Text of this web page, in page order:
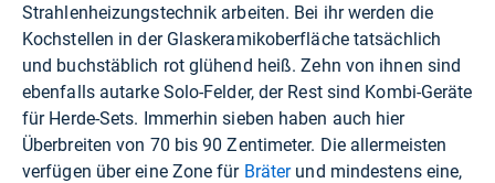
Strahlenheizungstechnik arbeiten. Bei ihr werden die
Kochstellen in der Glaskeramikoberfläche tatsächlich
und buchstäblich rot glühend heiß. Zehn von ihnen sind
ebenfalls autarke Solo-Felder, der Rest sind Kombi-Geräte
für Herde-Sets. Immerhin sieben haben auch hier
Überbreiten von 70 bis 90 Zentimeter. Die allermeisten
verfügen über eine Zone für Bräterund mindestens eine,